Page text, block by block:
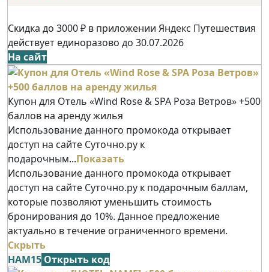
Скидка до 3000 ₽ в приложении Яндекс Путешествия
действует единоразово до 30.07.2026
На сайт
Купон для Отель «Wind Rose & SPA Роза Ветров» +500
баллов на аренду жилья
Использование данного промокода открывает
доступ на сайте Суточно.ру к
подарочным...Показать
Использование данного промокода открывает
доступ на сайте Суточно.ру к подарочным баллам,
которые позволяют уменьшить стоимость
бронирования до 10%. Данное предложение
актуально в течение ограниченного времени.
Скрыть
НАМ15 Открыть код